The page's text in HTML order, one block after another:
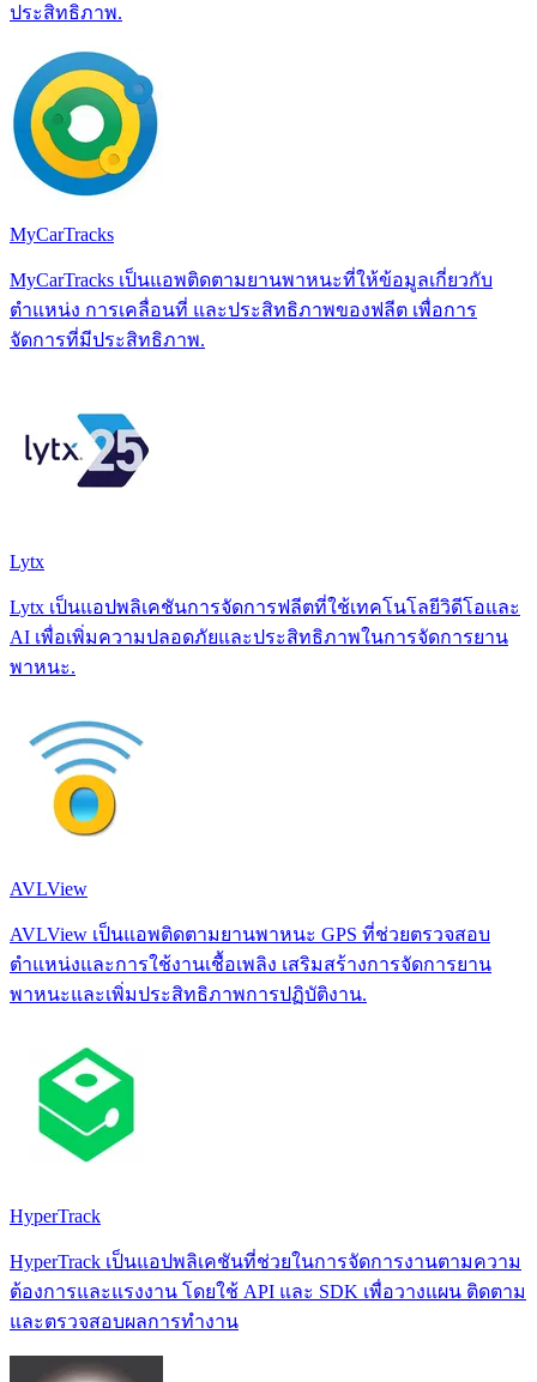
ประสิทธิภาพ.
MyCarTracks
MyCarTracks เป็นแอพติดตามยานพาหนะที่ให้ข้อมูลเกี่ยวกับ
ตำแหน่ง การเคลื่อนที่ และประสิทธิภาพของฟลีต เพื่อการ
จัดการที่มีประสิทธิภาพ.
Lytx
Lytx เป็นแอปพลิเคชันการจัดการฟลีตที่ใช้เทคโนโลยีวิดีโอและ
AI เพื่อเพิ่มความปลอดภัยและประสิทธิภาพในการจัดการยาน
พาหนะ.
AVLView
AVLView เป็นแอพติดตามยานพาหนะ GPS ที่ช่วยตรวจสอบ
ตำแหน่งและการใช้งานเชื้อเพลิง เสริมสร้างการจัดการยาน
พาหนะและเพิ่มประสิทธิภาพการปฏิบัติงาน.
HyperTrack
HyperTrack เป็นแอปพลิเคชันที่ช่วยในการจัดการงานตามความ
ต้องการและแรงงาน โดยใช้ API และ SDK เพื่อวางแผน ติดตาม
และตรวจสอบผลการทำงาน